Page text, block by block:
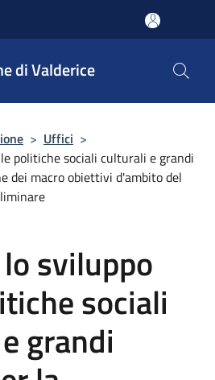
di Valderice
> Uffici >
politiche sociali culturali e grandi
dei macro obiettivi d'ambito del
sviluppo
sociali
grandi